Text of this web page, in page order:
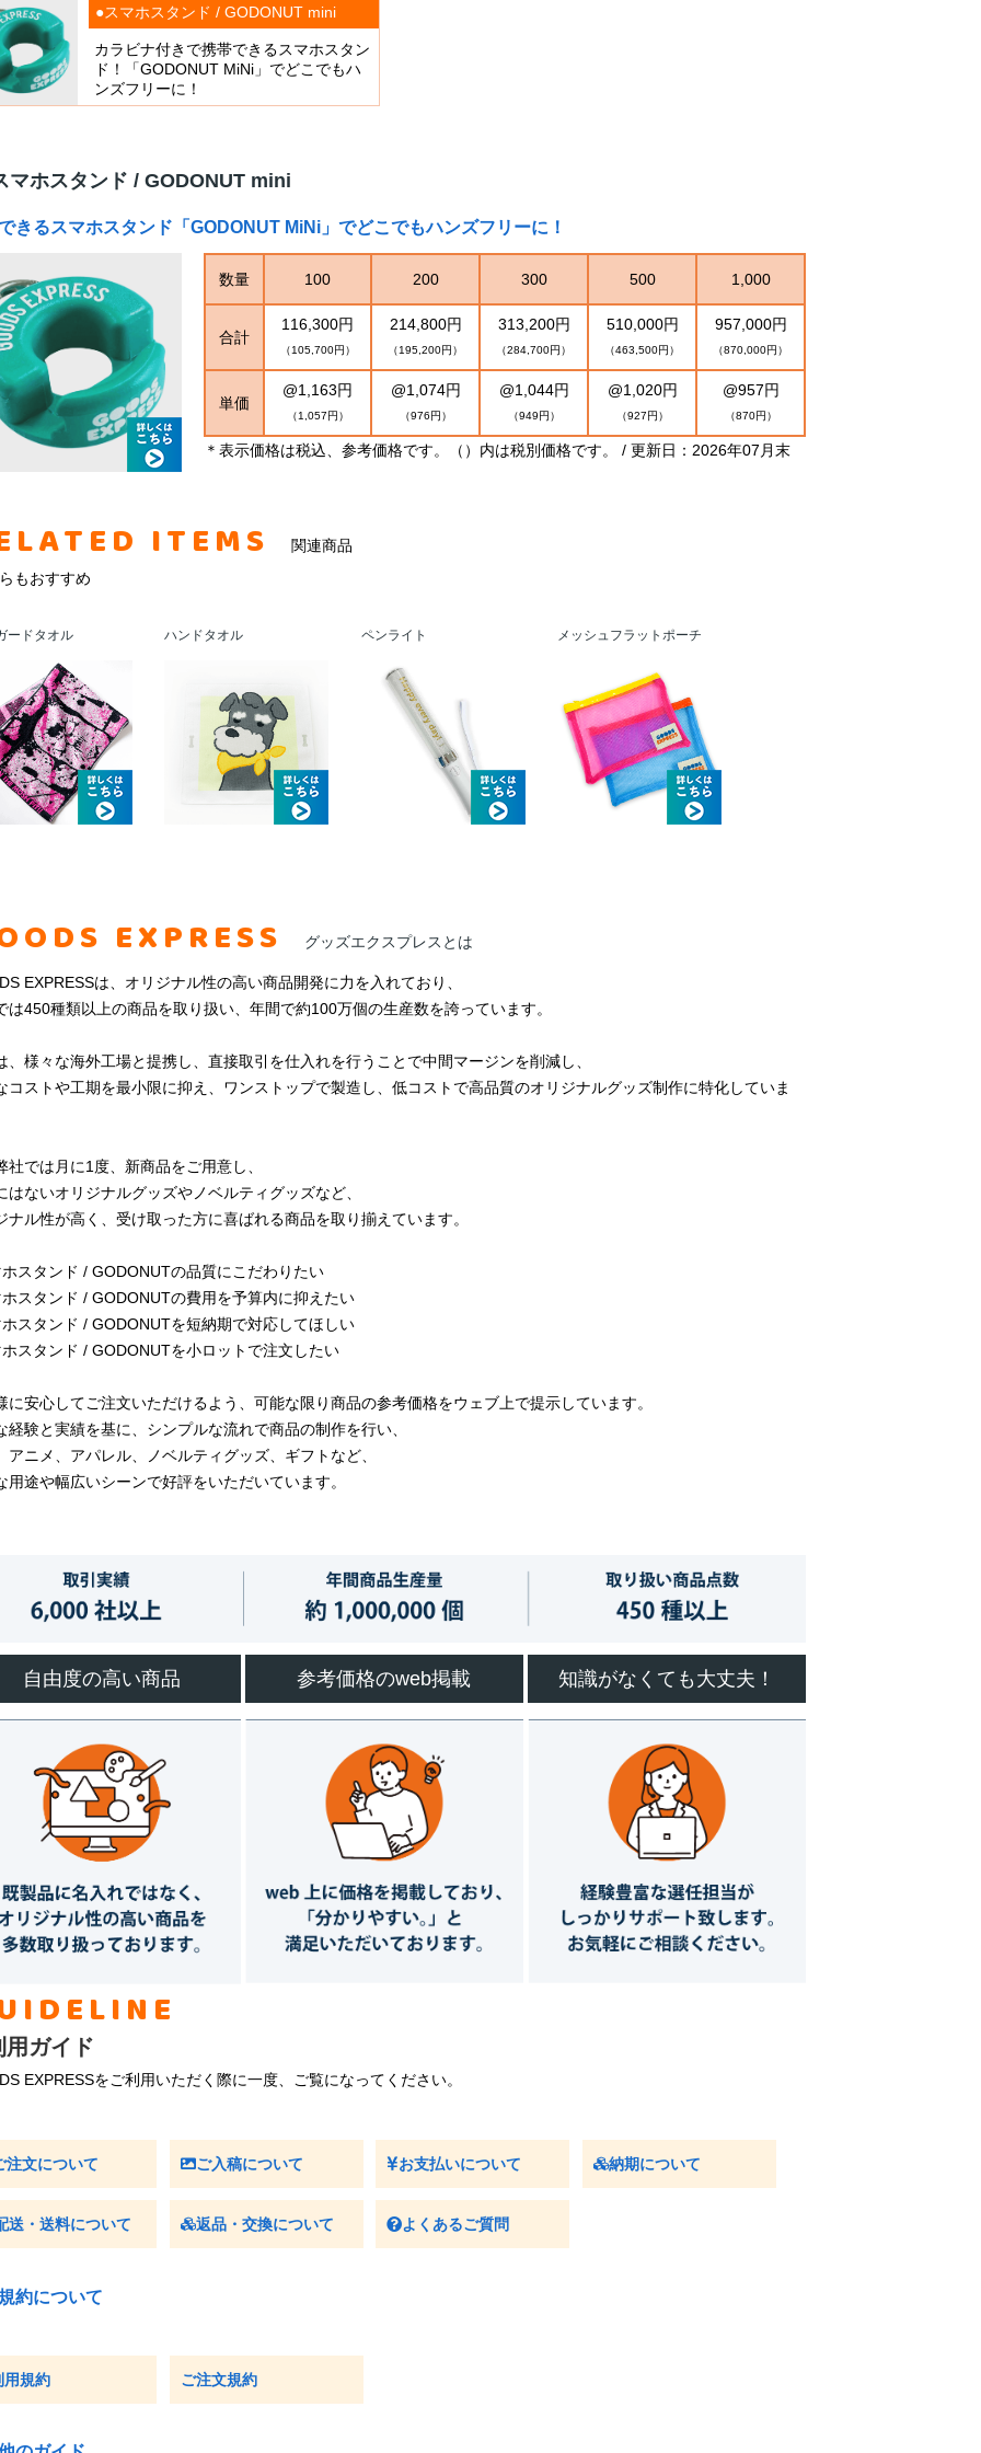
●スマホスタンド / GODONUT mini
カラビナ付きで携帯できるスマホスタン
ド！「GODONUT MiNi」でどこでもハ
ンズフリーに！
マホスタンド / GODONUT mini
きるスマホスタンド「GODONUT MiNi」でどこでもハンズフリーに！
数量 100 200 300 500 1,000
合計
116,300円
（105,700円）
214,800円
（195,200円）
313,200円
（284,700円）
510,000円
（463,500円）
957,000円
（870,000円）
単価
@1,163円
（1,057円）
@1,074円
（976円）
@1,044円
（949円）
@1,020円
（927円）
@957円
（870円）
＊表示価格は税込、参考価格です。（）内は税別価格です。 / 更新日：2026年07月末
ITEMS
関連商品
もおすすめ
ードタオル ハンドタオル ペンライト メッシュフラットポーチ
EXPRESS グッズエクスプレスとは
EXPRESSは、オリジナル性の高い商品開発に力を入れており、
は450種類以上の商品を取り扱い、年間で約100万個の生産数を誇っています。
、様々な海外工場と提携し、直接取引を仕入れを行うことで中間マージンを削減し、
コストや工期を最小限に抑え、ワンストップで製造し、低コストで高品質のオリジナルグッズ制作に特化していま
社では月に1度、新商品をご用意し、
はないオリジナルグッズやノベルティグッズなど、
ナル性が高く、受け取った方に喜ばれる商品を取り揃えています。
スタンド / GODONUTの品質にこだわりたい
スタンド / GODONUTの費用を予算内に抑えたい
スタンド / GODONUTを短納期で対応してほしい
スタンド / GODONUTを小ロットで注文したい
に安心してご注文いただけるよう、可能な限り商品の参考価格をウェブ上で提示しています。
経験と実績を基に、シンプルな流れで商品の制作を行い、
アニメ、アパレル、ノベルティグッズ、ギフトなど、
用途や幅広いシーンで好評をいただいています。
自由度の高い商品 参考価格のweb掲載 知識がなくても大丈夫！
用ガイド
EXPRESSをご利用いただく際に一度、ご覧になってください。
注文について ご入稿について お支払いについて 納期について
送・送料について 返品・交換について よくあるご質問
約について
用規約 ご注文規約